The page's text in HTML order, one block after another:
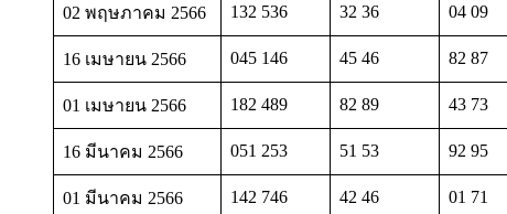
02 พฤษภาคม 2566 132 536 32 36 04 09
16 เมษายน 2566 045 146 45 46 82 87
01 เมษายน 2566 182 489 82 89 43 73
16 มีนาคม 2566 051 253 51 53 92 95
01 มีนาคม 2566 142 746 42 46 01 71